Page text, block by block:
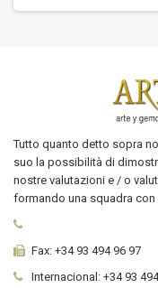
Tutto quanto detto sopra
suo la possibilità di
nostre valutazioni e / o
formando una squadra
Fax: +34 93 494 96 97
Internacional: +34 93